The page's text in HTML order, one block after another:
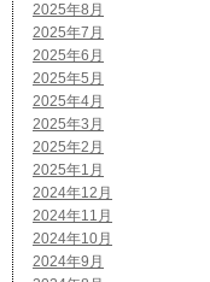
2025年8月
2025年7月
2025年6月
2025年5月
2025年4月
2025年3月
2025年2月
2025年1月
2024年12月
2024年11月
2024年10月
2024年9月